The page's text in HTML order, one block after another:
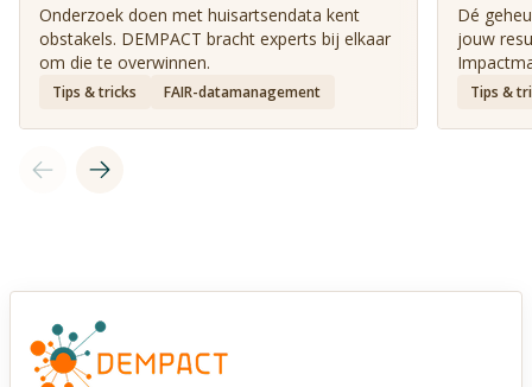
Onderzoek doen met huisartsendata kent
obstakels. DEMPACT bracht experts bij elkaar
om die te overwinnen.
Tips & tricks FAIR-datamanagement
Dé
jouw
Tips &